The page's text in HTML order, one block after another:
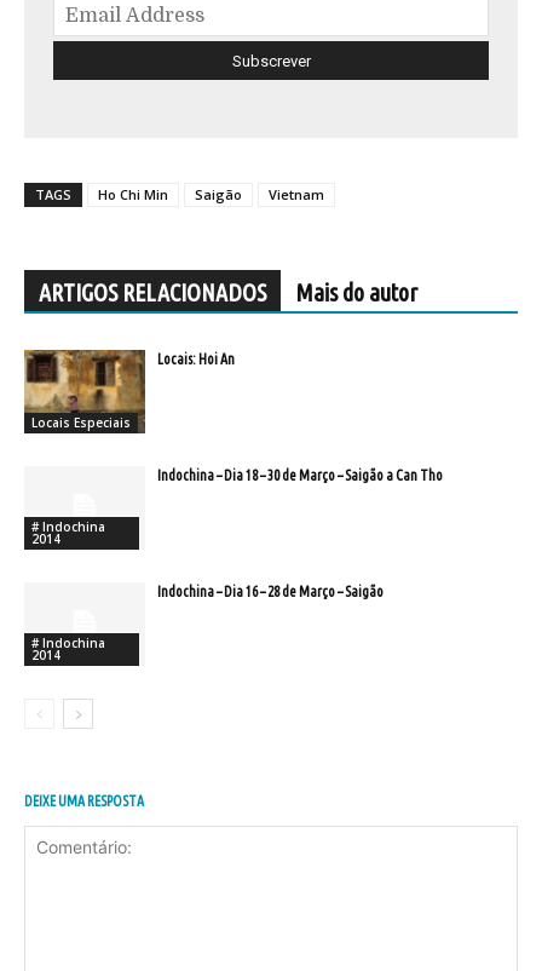
TAGS Ho Chi Min Saigão Vietnam
ARTIGOS RELACIONADOS Mais do autor
Locais Especiais
Locais: Hoi An
# Indochina
2014
Indochina – Dia 18 – 30 de Março – Saigão a Can Tho
# Indochina
2014
Indochina – Dia 16 – 28 de Março – Saigão
DEIXE UMA RESPOSTA